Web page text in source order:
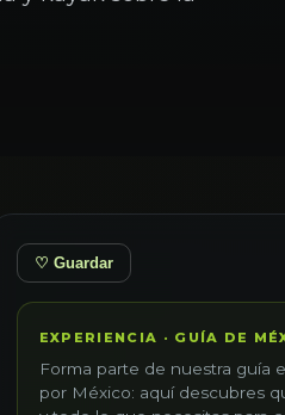
♡ Guardar
EXPERIENCIA · GUÍA DE
Forma parte de nuestra guía
por México: aquí descubres